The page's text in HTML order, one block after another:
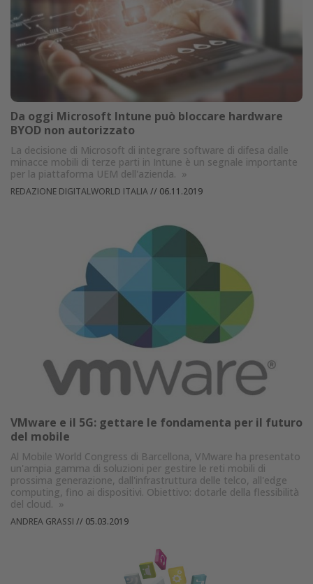
Da oggi Microsoft Intune può bloccare hardware
BYOD non autorizzato
La decisione di Microsoft di integrare software di difesa dalle
minacce mobili di terze parti in Intune è un segnale importante
per la piattaforma UEM dell'azienda. »
REDAZIONE DIGITALWORLD ITALIA// 06.11.2019
VMware e il 5G: gettare le fondamenta per il futuro
del mobile
Al Mobile World Congress di Barcellona, VMware ha presentato
un'ampia gamma di soluzioni per gestire le reti mobili di
prossima generazione, dall'infrastruttura delle telco, all'edge
computing, fino ai dispositivi. Obiettivo: dotarle della flessibilità
del cloud. »
ANDREA GRASSI // 05.03.2019